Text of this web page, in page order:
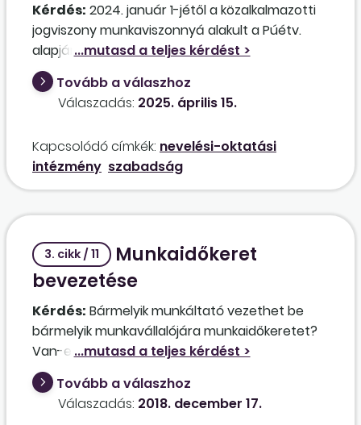
Kérdés: 2024. január 1-jétől a közalkalmazotti
jogviszony munkaviszonnyá alakult a Púétv.
alapján. A kisegítő, takarító munkakörben
alkalmazottak szabadságára az Mt.
rendelkezései lettek az irányadók. Tehát az
életkor szerint kell megállapítani a dolgozók
a Kjt. alapján például 32 munkanap szabadsága
volt, az Mt. alapján az életkorát figyelembe
véve 30 munkanap szabadságra lenne jogosult,
a dolgozóra nézve hátrányosan ez utóbbi
Tovább a válaszhoz
Válaszadás: 2025. április 15.
Kapcsolódó címkék: nevelési-oktatási
intézmény szabadság
3. cikk / 11
Munkaidőkeret
bevezetése
Kérdés: Bármelyik munkáltató vezethet be
bármelyik munkavállalójára munkaidőkeretet?
Van-e valami különös feltétele a
bevezetésének a munkáltató tevékenységi
körével kapcsolatban? Egy részleg van a
cégünknél, ahol megszakítás nélküli
Tovább a válaszhoz
Válaszadás: 2018. december 17.